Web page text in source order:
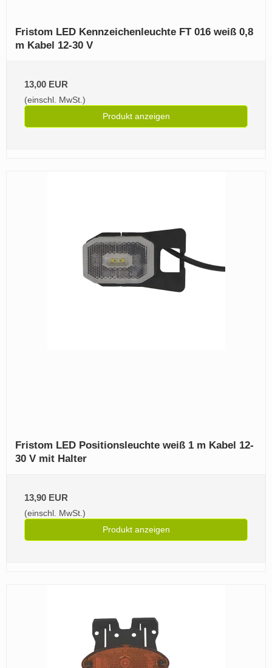
Fristom LED Kennzeichenleuchte FT 016 weiß 0,8
m Kabel 12-30 V
13,00 EUR
(einschl. MwSt.)
Produkt anzeigen
Fristom LED Positionsleuchte weiß 1 m Kabel 12-
30 V mit Halter
13,90 EUR
(einschl. MwSt.)
Produkt anzeigen